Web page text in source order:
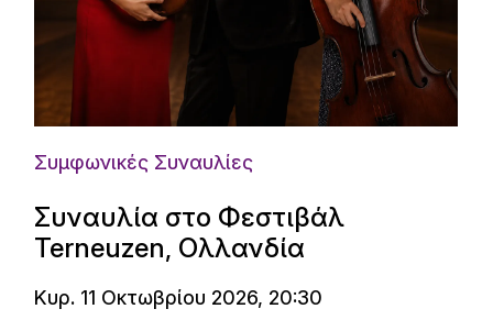
Συμφωνικές Συναυλίες
Συναυλία στο Φεστιβάλ
Terneuzen, Ολλανδία
Κυρ. 11 Οκτωβρίου 2026, 20:30